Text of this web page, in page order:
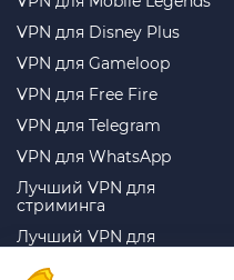
VPN для Disney Plus
VPN для Gameloop
VPN для Free Fire
VPN для Telegram
VPN для WhatsApp
Лучший VPN для
стриминга
Лучший VPN для